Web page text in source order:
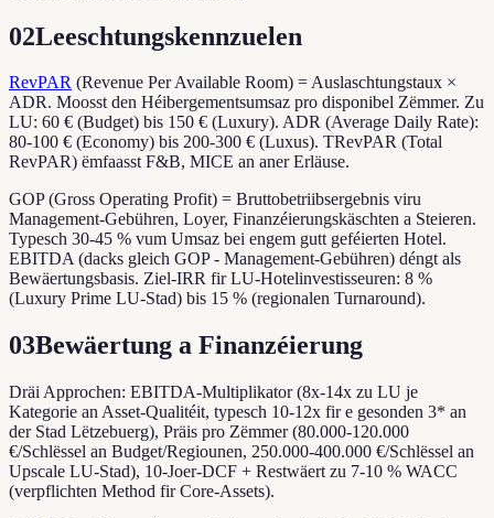
02Leeschtungskennzuelen
RevPAR (Revenue Per Available Room) = Auslaschtungstaux ×
ADR. Moosst den Héibergementsumsaz pro disponibel Zëmmer. Zu
LU: 60 € (Budget) bis 150 € (Luxury). ADR (Average Daily Rate):
80-100 € (Economy) bis 200-300 € (Luxus). TRevPAR (Total
RevPAR) ëmfaasst F&B, MICE an aner Erläuse.
GOP (Gross Operating Profit) = Bruttobetriibsergebnis viru
Management-Gebühren, Loyer, Finanzéierungskäschten a Steieren.
Typesch 30-45 % vum Umsaz bei engem gutt geféierten Hotel.
EBITDA (dacks gleich GOP - Management-Gebühren) déngt als
Bewäertungsbasis. Ziel-IRR fir LU-Hotelinvestisseuren: 8 %
(Luxury Prime LU-Stad) bis 15 % (regionalen Turnaround).
03Bewäertung a Finanzéierung
Dräi Approchen: EBITDA-Multiplikator (8x-14x zu LU je
Kategorie an Asset-Qualitéit, typesch 10-12x fir e gesonden 3* an
der Stad Lëtzebuerg), Präis pro Zëmmer (80.000-120.000
€/Schlëssel an Budget/Regiounen, 250.000-400.000 €/Schlëssel an
Upscale LU-Stad), 10-Joer-DCF + Restwäert zu 7-10 % WACC
(verpflichten Method fir Core-Assets).